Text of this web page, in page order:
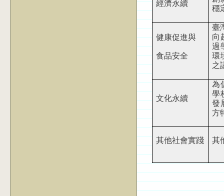
經濟永續
穩
健康促進與
食品安全
臺
向
過
環
之
文化永續
為
學
發
方
其他社會實踐 其